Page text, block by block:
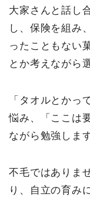
大家さんと話し
し、保険を組み
ったこともない
とか考えながら
「タオルとかっ
悩み、「ここは
ながら勉強します
不毛ではありま
り、自立の育み